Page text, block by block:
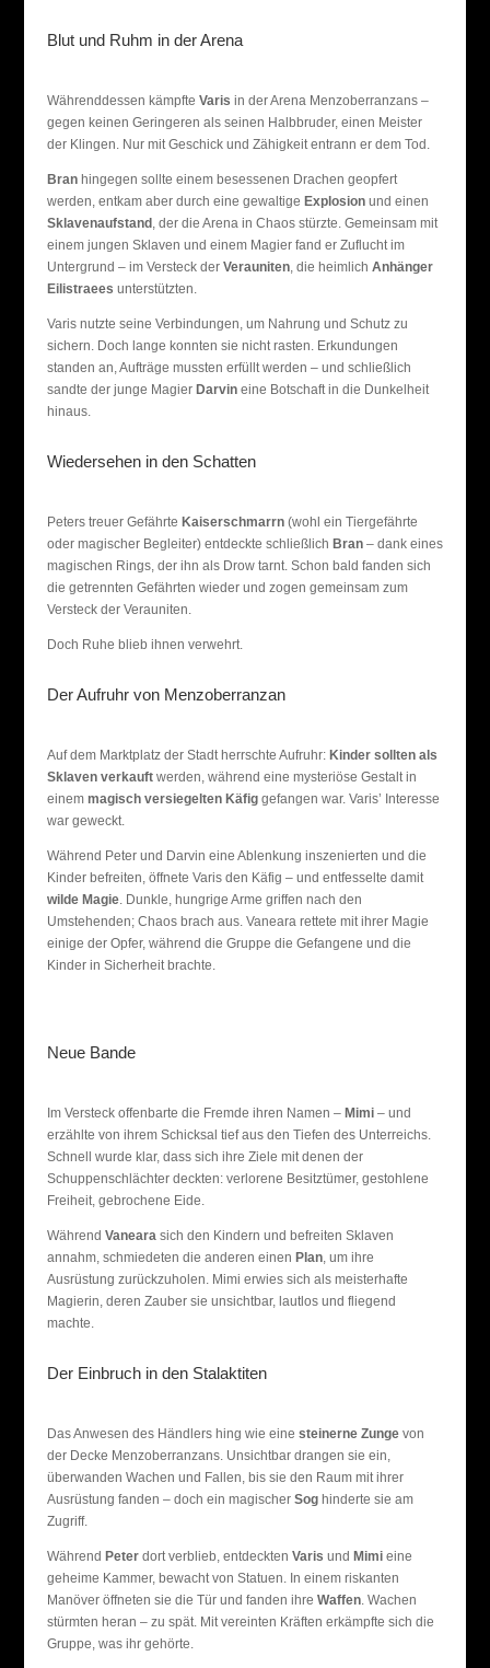
Blut und Ruhm in der Arena
Währenddessen kämpfte Varis in der Arena Menzoberranzans –
gegen keinen Geringeren als seinen Halbbruder, einen Meister
der Klingen. Nur mit Geschick und Zähigkeit entrann er dem Tod.
Branhingegen sollte einem besessenen Drachen geopfert
werden, entkam aber durch eine gewaltige Explosionund einen
Sklavenaufstand , der die Arena in Chaos stürzte. Gemeinsam mit
einem jungen Sklaven und einem Magier fand er Zuflucht im
Untergrund – im Versteck der Verauniten, die heimlich Anhänger
Eilistraees unterstützten.
Varis nutzte seine Verbindungen, um Nahrung und Schutz zu
sichern. Doch lange konnten sie nicht rasten. Erkundungen
standen an, Aufträge mussten erfüllt werden – und schließlich
sandte der junge Magier Darvineine Botschaft in die Dunkelheit
hinaus.
Wiedersehen in den Schatten
Peters treuer Gefährte Kaiserschmarrn(wohl ein Tiergefährte
oder magischer Begleiter) entdeckte schließlich Bran– dank eines
magischen Rings, der ihn als Drow tarnt. Schon bald fanden sich
die getrennten Gefährten wieder und zogen gemeinsam zum
Versteck der Verauniten.
Doch Ruhe blieb ihnen verwehrt.
Der Aufruhr von Menzoberranzan
Auf dem Marktplatz der Stadt herrschte Aufruhr: Kinder sollten als
Sklaven verkauftwerden, während eine mysteriöse Gestalt in
einem magisch versiegelten Käfiggefangen war. Varis’ Interesse
war geweckt.
Während Peter und Darvin eine Ablenkung inszenierten und die
Kinder befreiten, öffnete Varis den Käfig – und entfesselte damit
wilde Magie. Dunkle, hungrige Arme griffen nach den
Umstehenden; Chaos brach aus. Vaneara rettete mit ihrer Magie
einige der Opfer, während die Gruppe die Gefangene und die
Kinder in Sicherheit brachte.
Neue Bande
Im Versteck offenbarte die Fremde ihren Namen – Mimi– und
erzählte von ihrem Schicksal tief aus den Tiefen des Unterreichs.
Schnell wurde klar, dass sich ihre Ziele mit denen der
Schuppenschlächter deckten: verlorene Besitztümer, gestohlene
Freiheit, gebrochene Eide.
Während Vanearasich den Kindern und befreiten Sklaven
annahm, schmiedeten die anderen einen Plan, um ihre
Ausrüstung zurückzuholen. Mimi erwies sich als meisterhafte
Magierin, deren Zauber sie unsichtbar, lautlos und fliegend
machte.
Der Einbruch in den Stalaktiten
Das Anwesen des Händlers hing wie eine steinerne Zungevon
der Decke Menzoberranzans. Unsichtbar drangen sie ein,
überwanden Wachen und Fallen, bis sie den Raum mit ihrer
Ausrüstung fanden – doch ein magischer Soghinderte sie am
Zugriff.
Während Peterdort verblieb, entdeckten Varis und Mimieine
geheime Kammer, bewacht von Statuen. In einem riskanten
Manöver öffneten sie die Tür und fanden ihre Waffen. Wachen
stürmten heran – zu spät. Mit vereinten Kräften erkämpfte sich die
Gruppe, was ihr gehörte.